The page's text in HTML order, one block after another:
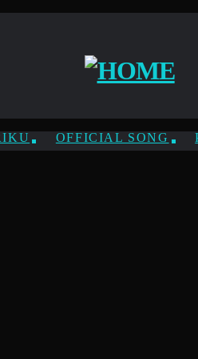
OFFICIAL SONG